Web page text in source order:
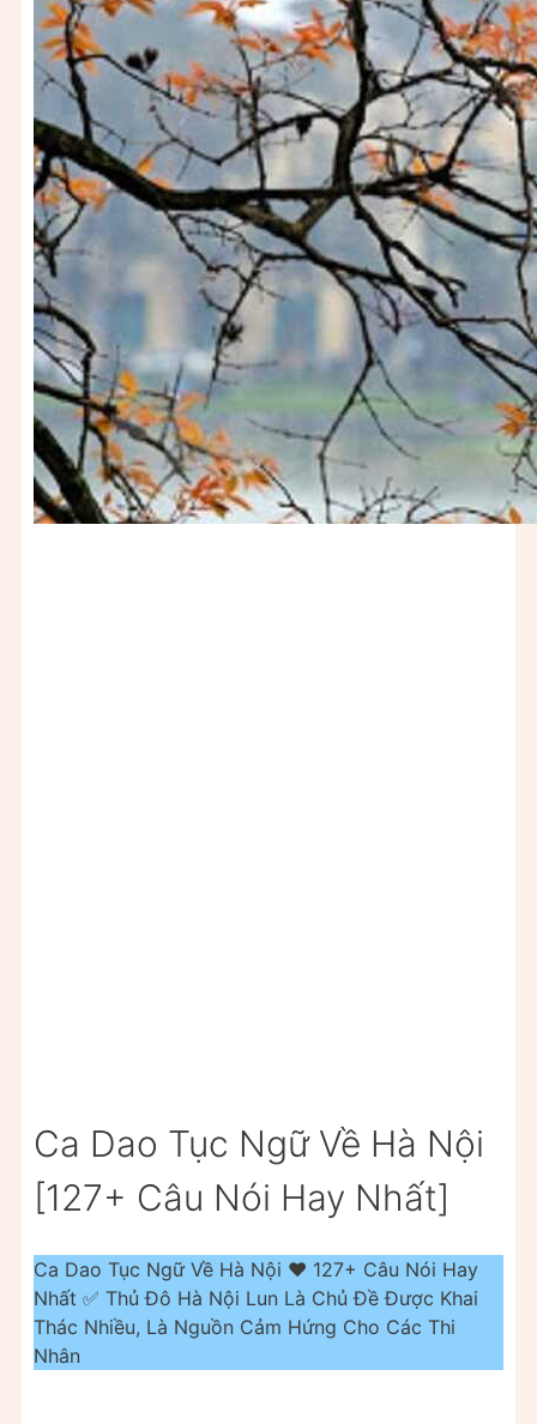
Ca Dao Tục Ngữ Về Hà Nội
[127+ Câu Nói Hay Nhất]
Ca Dao Tục Ngữ Về Hà Nội ❤️️ 127+ Câu Nói Hay
Nhất ✅ Thủ Đô Hà Nội Lun Là Chủ Đề Được Khai
Thác Nhiều, Là Nguồn Cảm Hứng Cho Các Thi
Nhân